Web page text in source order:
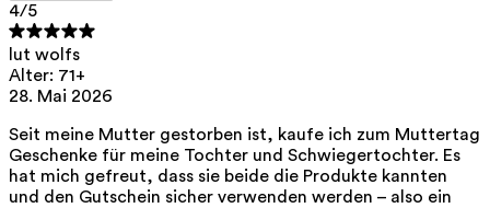
4/5
lut wolfs
Alter: 71+
28. Mai 2026
Seit meine Mutter gestorben ist, kaufe ich zum Muttertag
Geschenke für meine Tochter und Schwiegertochter. Es
hat mich gefreut, dass sie beide die Produkte kannten
und den Gutschein sicher verwenden werden – also ein